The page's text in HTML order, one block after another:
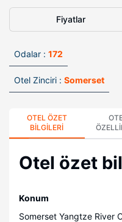
Fiyatlar
Odalar : 172
Otel Zinciri : Somerset
OTEL ÖZET
BILGILERI
Otel özet
Konum
Somerset Yangtze River